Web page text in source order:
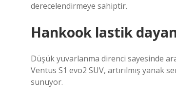
derecelendirmeye sahiptir.
Hankook lastik
Düşük yuvarlanma direnci sayesinde
Ventus S1 evo2 SUV, artırılmış yanak
sunuyor.